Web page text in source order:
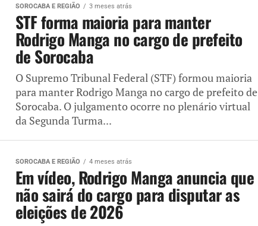
SOROCABA E REGIÃO 3 meses atrás
STF forma maioria para manter
Rodrigo Manga no cargo de prefeito
de Sorocaba
O Supremo Tribunal Federal (STF) formou maioria
para manter Rodrigo Manga no cargo de prefeito de
Sorocaba. O julgamento ocorre no plenário virtual
da Segunda Turma...
SOROCABA E REGIÃO 4 meses atrás
Em vídeo, Rodrigo Manga anuncia que
não sairá do cargo para disputar as
eleições de 2026